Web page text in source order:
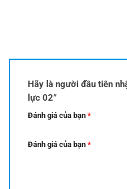
Hãy là người đầu tiên
lực 02”
Đánh giá của bạn *
Đánh giá của bạn *